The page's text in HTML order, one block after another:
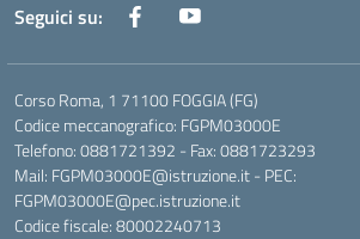
Seguici su:
Corso Roma, 1 71100 FOGGIA (FG)
Codice meccanografico: FGPM03000E
Telefono: 0881721392 - Fax: 0881723293
Mail: FGPM03000E@istruzione.it - PEC:
FGPM03000E@pec.istruzione.it
Codice fiscale: 80002240713